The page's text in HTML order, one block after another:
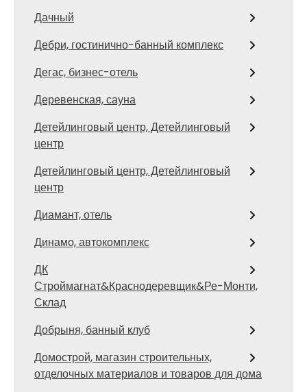
Дачный
Дебри, гостинично-банный комплекс
Дегас, бизнес-отель
Деревенская, сауна
Детейлинговый центр, Детейлинговый
центр
Детейлинговый центр, Детейлинговый
центр
Диамант, отель
Динамо, автокомплекс
ДК
Строймагнат&Краснодеревщик&Ре-Монти,
Склад
Добрыня, банный клуб
Домострой, магазин строительных,
отделочных материалов и товаров для дома